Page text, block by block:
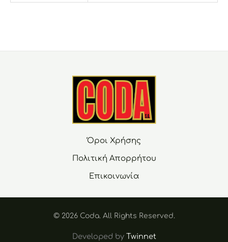
Όροι Χρήσης
Πολιτική Απορρήτου
Επικοινωνία
© 2026 Coda. Αll Rights Reserved.
Developed by Twinnet